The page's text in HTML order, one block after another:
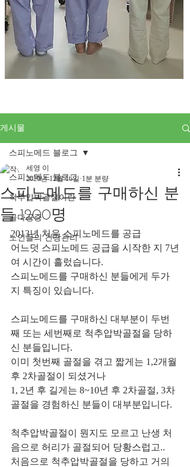
게시물
스피노메드 블로그
척추압박골절이란
골다공증
노인들의 건강관리
스피노메드 블로그
스피노메드를 구매하신 분
들 1200명
세영 이
2020년 12월 16일 1분 분량
2013년 처음 스피노메드를 공급
어느덧 스피노메드 공급을 시작한 지 7년
여 시간이 흘렀습니다.
스피노메드를 구매하신 분들에게 두가
지 특징이 있습니다.
스피노메드를 구매하신 대부분이 두번
째 또는 세번째로 척추압박골절을 당하
신 분들입니다.
이미 첫번째 골절을 겪고 짧게는 1,2개월
후 2차골절이 되셨거나
1, 2년 후 길게는 8~10년 후 2차골절, 3차
골절을 경험하신 분들이 대부분입니다.
척추압박골절이 뭔지도 모르고 난생 처
음으로 허리가 골절되어 당황스럽고..
처음으로 척추압박골절을 당하고 거의